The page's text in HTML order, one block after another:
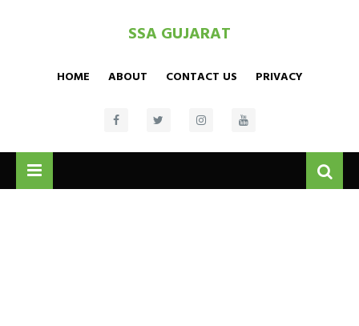
SSA GUJARAT
HOME ABOUT CONTACT US PRIVACY